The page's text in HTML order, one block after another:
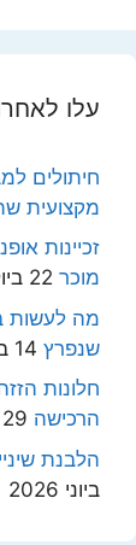
עלו
חיתולים
מקצועית
זכיינות
מוכר 22 ביולי 2026
מה לעשות
שנפרץ 14 ביולי 2026
חלונות
הרכישה 29 ביוני 2026
הלבנת
ביוני 2026